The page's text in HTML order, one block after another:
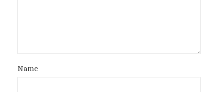
Name